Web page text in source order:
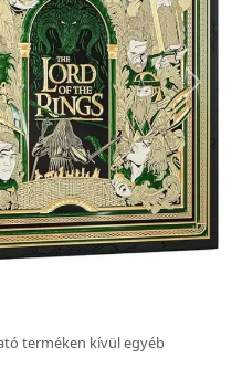
terméken kívül egyéb